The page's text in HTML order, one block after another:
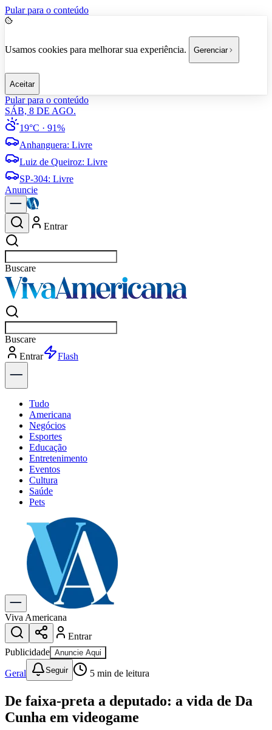
Pular para o conteúdo
Usamos cookies para melhorar sua experiência. Gerenciar
Aceitar
Pular para o conteúdo
SÁB, 8 DE AGO.
19°C · 91%
Anhanguera: Livre
Luiz de Queiroz: Livre
SP-304: Livre
Anuncie
Entrar
Buscarpo
Buscarpo
Entrar
Flash
Tudo
Americana
Negócios
Esportes
Educação
Entretenimento
Eventos
Cultura
Saúde
Pets
Explore Tudo
Últimas Notícias
Previsão do Tempo
Dia a Dia & Lazer
Gastronomia
Cinema & Shows
Para Sua Empresa
Anuncie no Portal
Cadastrar Empresa
Divulgar VagasNovo
Publicidade Legal
Eleições
Segurança
Saúde
Viva Americana
Entrar
Publicidade Anuncie Aqui
Geral Seguir 5 min de leitura
De faixa-preta a deputado: a vida de Da
Cunha em videogame